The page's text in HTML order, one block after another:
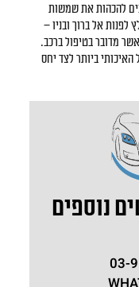
להכהות את שמשות
אל ברוך ובניו –
מדובר בטיפול ברכב.
ביותר לצד יחס
נוספים
03-